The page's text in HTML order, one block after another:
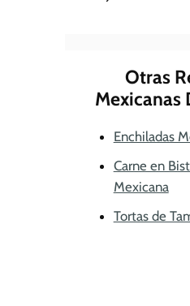
Otras
Mexicanas
Enchiladas
Carne en
Mexicana
Tortas de